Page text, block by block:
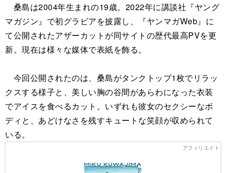
桑島は2004年生まれの19歳。2022年に講談社『ヤング
マガジン』で初グラビアを披露し、『ヤンマガWeb』に
て公開されたアザーカットが同サイトの歴代最高PVを更
新。現在は様々な媒体で表紙を飾る。
今回公開されたのは、桑島がタンクトップ1枚でリラッ
クスする様子と、美しい胸の谷間があらわになった衣装
でアイスを食べるカット。いずれも彼女のセクシーなボ
ディと、あどけなさを残すキュートな笑顔が収められて
いる。